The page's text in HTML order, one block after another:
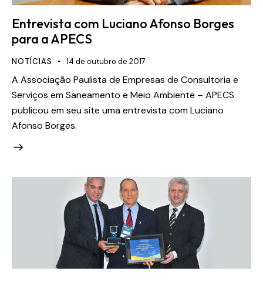
Entrevista com Luciano Afonso Borges
para a APECS
NOTÍCIAS 14 de outubro de 2017
A Associação Paulista de Empresas de Consultoria e
Serviços em Saneamento e Meio Ambiente – APECS
publicou em seu site uma entrevista com Luciano
Afonso Borges.